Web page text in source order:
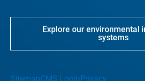
Explore our environmental
systems
SitemapCMS LoginPrivacy